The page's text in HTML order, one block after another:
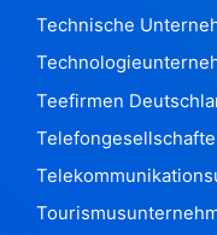
Wiedersehen
Rumänien
Russische
Ruanda875
Samoa
San
Technische
Teefirmen